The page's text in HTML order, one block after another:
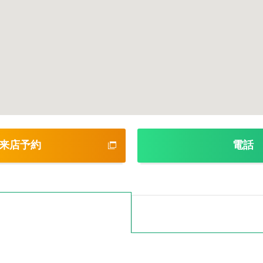
店予約 電話